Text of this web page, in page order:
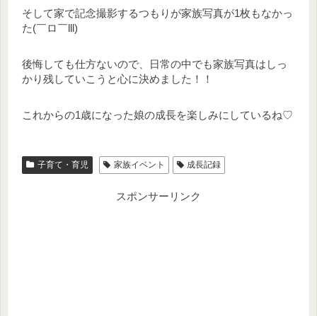
そして家で記念撮影するつもりが家族写真が1枚もなかっ
た(￣ロ￣lll)
後悔しても仕方ないので、日常の中でも家族写真はしっ
かり残していこうと心に決めました！！
これからの1歳になった娘の成長を楽しみにしているね♡
子育て・育児 家族イベント 成長記録
スポンサーリンク